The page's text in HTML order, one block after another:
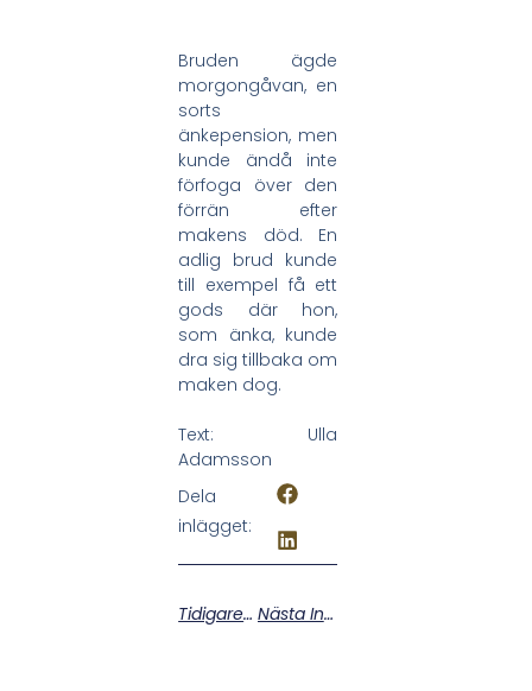
Bruden ägde
morgongåvan, en
sorts
änkepension, men
kunde ändå inte
förfoga över den
förrän efter
makens död. En
adlig brud kunde
till exempel få ett
gods där hon,
som änka, kunde
dra sig tillbaka om
maken dog.
Text: Ulla
Adamsson
Dela
inlägget:
Tidigare Inlägg Nästa Inlägg